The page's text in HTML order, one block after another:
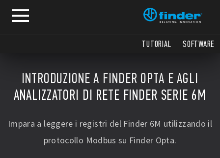
TUTORIAL SOFTWARE
INTRODUZIONE A FINDER OPTA E AGLI
ANALIZZATORI DI RETE FINDER SERIE 6M
Impara a leggere i registri del Finder 6M utilizzando il
protocollo Modbus su Finder Opta.